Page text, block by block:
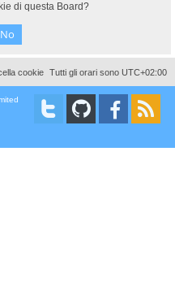
di questa Board?
Tutti gli orari sono UTC+02:00
cookie